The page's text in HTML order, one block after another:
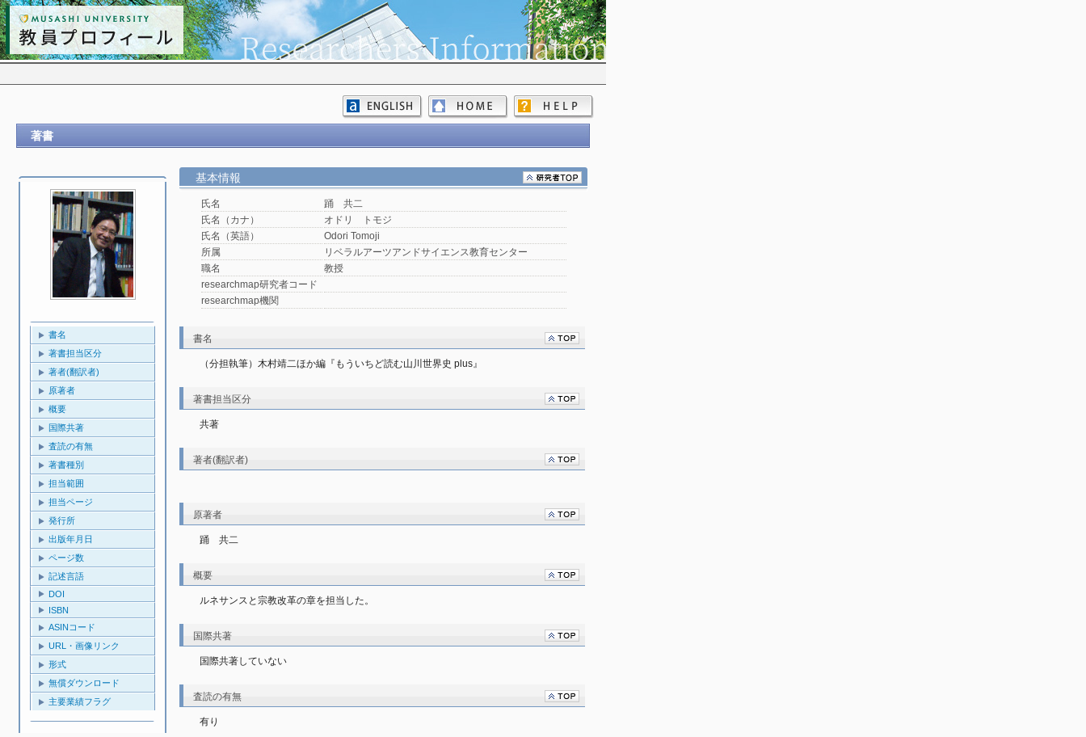
著書
書名
著書担当区分
著者(翻訳者)
原著者
概要
国際共著
査読の有無
著書種別
担当範囲
担当ページ
発行所
出版年月日
ページ数
記述言語
DOI
ISBN
ASINコード
URL・画像リンク
形式
無償ダウンロード
主要業績フラグ
基本情報
氏名
踊 共二
氏名（カナ）
オドリ トモジ
氏名（英語）
Odori Tomoji
所属
リベラルアーツアンドサイエンス教育センター
職名
教授
researchmap研究者コード
researchmap機関
書名
（分担執筆）木村靖二ほか編『もういちど読む山川世界史 plus』
著書担当区分
共著
著者(翻訳者)
原著者
踊　共二
概要
ルネサンスと宗教改革の章を担当した。
国際共著
国際共著していない
査読の有無
有り